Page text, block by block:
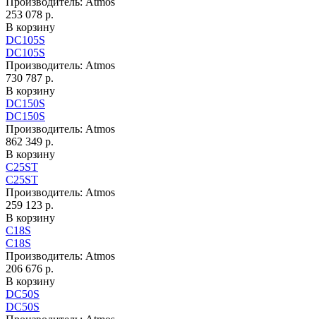
253 078 р.
В корзину
DC105S
DC105S
Производитель: Atmos
730 787 р.
В корзину
DC150S
DC150S
Производитель: Atmos
862 349 р.
В корзину
C25ST
C25ST
Производитель: Atmos
259 123 р.
В корзину
C18S
C18S
Производитель: Atmos
206 676 р.
В корзину
DC50S
DC50S